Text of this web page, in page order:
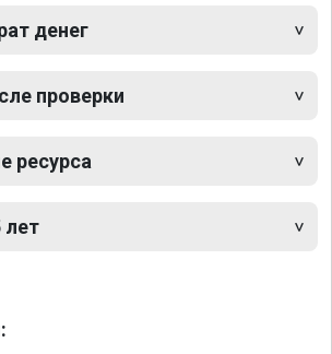
денег
проверки
ресурса
лет